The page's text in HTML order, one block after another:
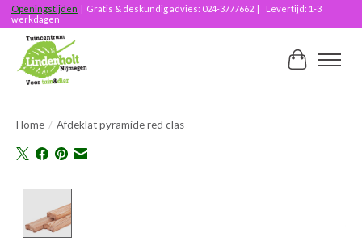
Openingstijden | Gratis & deskundig advies: 024-3777662 | Levertijd: 1-3
werkdagen
Home / Afdeklat pyramide red clas